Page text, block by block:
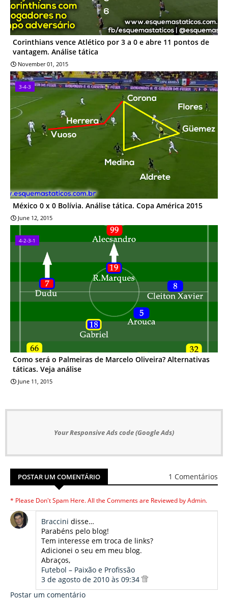
Corinthians vence Atlético por 3 a 0 e abre 11 pontos de
vantagem. Análise tática
November 01, 2015
3-4-3
México 0 x 0 Bolívia. Análise tática. Copa América 2015
June 12, 2015
4-2-3-1
Como será o Palmeiras de Marcelo Oliveira? Alternativas
táticas. Veja análise
June 11, 2015
Your Responsive Ads code (Google Ads)
POSTAR UM COMENTÁRIO 1 Comentários
* Please Don't Spam Here. All the Comments are Reviewed by Admin.
Braccini disse…
Parabéns pelo blog!
Tem interesse em troca de links?
Adicionei o seu em meu blog.
Abraços,
Futebol – Paixão e Profissão
3 de agosto de 2010 às 09:34
Postar um comentário